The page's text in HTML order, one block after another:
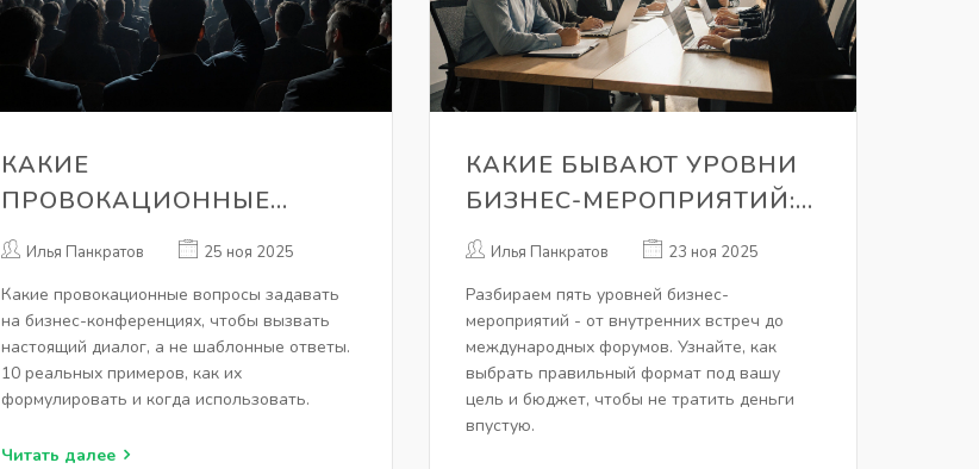
КАКИЕ
ПРОВОКАЦИОННЫЕ
ВОПРОСЫ ЗАДАВАТЬ НА
ЧТОБЫ ВЫЗВАТЬ
НАСТОЯЩИЙ ДИАЛОГ
Илья Панкратов 25 ноя 2025
Какие провокационные вопросы задавать
на бизнес-конференциях, чтобы вызвать
настоящий диалог, а не шаблонные ответы.
10 реальных примеров, как их
формулировать и когда использовать.
Читать далее
КАКИЕ БЫВАЮТ УРОВНИ
БИЗНЕС-МЕРОПРИЯТИЙ:
ОТ КОРПОРАТИВНЫХ
МЕЖДУНАРОДНЫХ
ФОРУМОВ
Илья Панкратов 23 ноя 2025
Разбираем пять уровней бизнес-
мероприятий - от внутренних встреч до
международных форумов. Узнайте, как
выбрать правильный формат под вашу
цель и бюджет, чтобы не тратить деньги
впустую.